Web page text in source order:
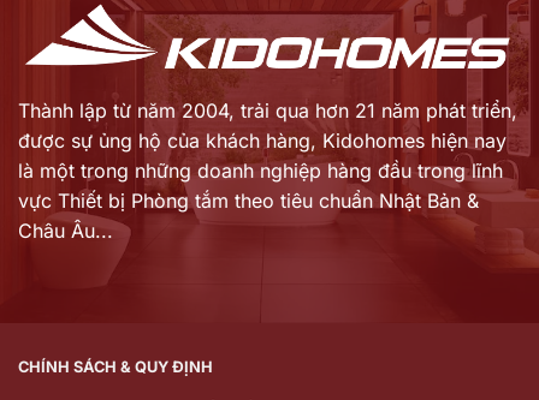
Thành lập từ năm 2004, trải qua hơn 21 năm phát triển,
được sự ủng hộ của khách hàng, Kidohomes hiện nay
là một trong những doanh nghiệp hàng đầu trong lĩnh
vực Thiết bị Phòng tắm theo tiêu chuẩn Nhật Bản &
Châu Âu...
CHÍNH SÁCH & QUY ĐỊNH